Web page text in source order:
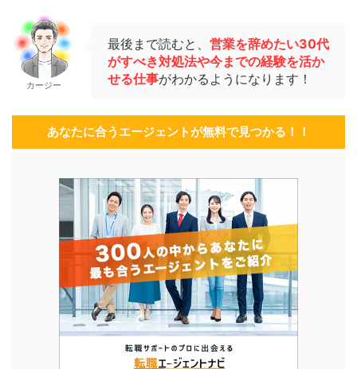
カージー
最後まで読むと、 営業を辞めたい30代
がすべき対処法や今までの経験を活か
せる仕事がわかるようになります！
あなたに合うエージェントが無料で見つかる！！